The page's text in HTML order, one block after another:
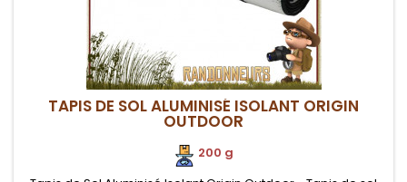
TAPIS DE SOL ALUMINISÉ ISOLANT ORIGIN
OUTDOOR
200 g